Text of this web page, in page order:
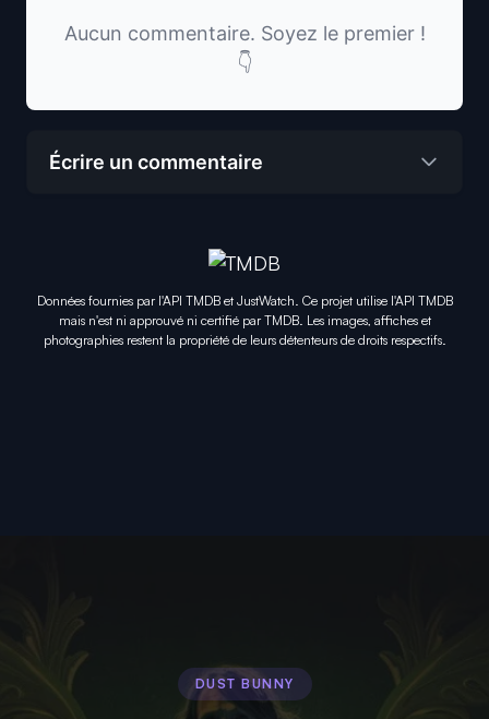
Aucun commentaire. Soyez le premier !
👇
Écrire un commentaire
Données fournies par l'API TMDB et JustWatch. Ce projet utilise l'API TMDB
mais n'est ni approuvé ni certifié par TMDB. Les images, affiches et
photographies restent la propriété de leurs détenteurs de droits respectifs.
DUST BUNNY